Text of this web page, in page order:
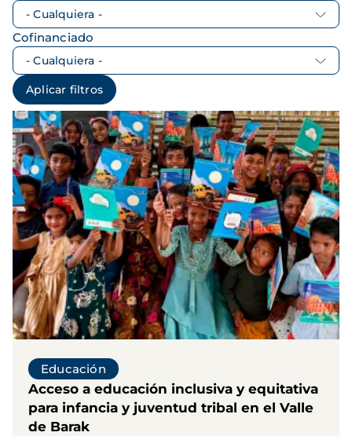
Cofinanciado
Educación
Acceso a educación inclusiva y equitativa
para infancia y juventud tribal en el Valle
de Barak